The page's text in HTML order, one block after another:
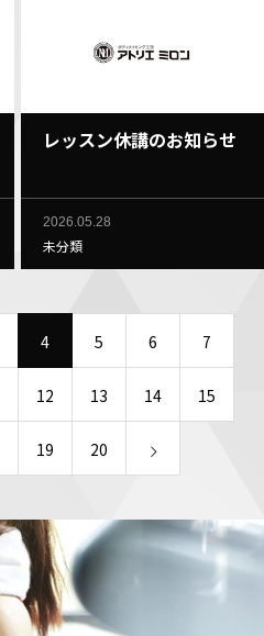
レッスン休講のお知らせ
2026.05.28
未分類
4 5 6 7
12 13 14 15
19 20